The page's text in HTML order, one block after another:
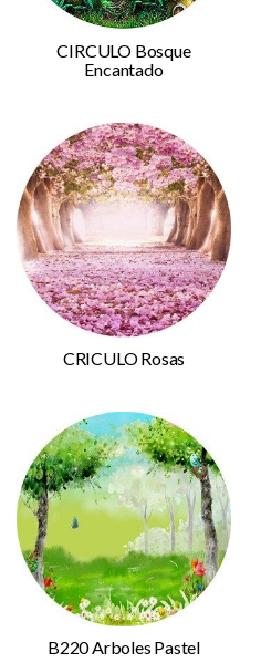
CIRCULO Bosque
Encantado
CRICULO Rosas
B220 Arboles Pastel